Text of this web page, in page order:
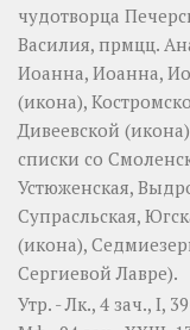
чудотворца
Василия, прмцц.
Иоанна, Иоанна,
(икона),
Дивеевской (икона
списки со
Устюженская,
Супрасльская,
(икона),
Сергиевой Лавре).
Утр. -Лк., 4 зач., I,